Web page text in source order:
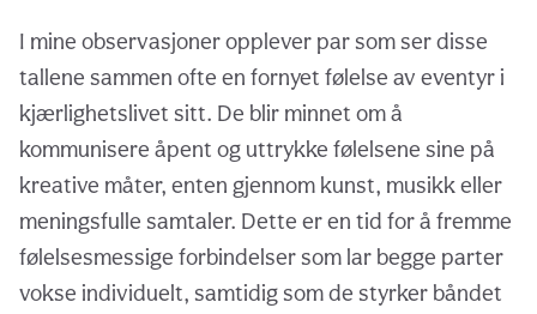
I mine observasjoner opplever par som ser disse
tallene sammen ofte en fornyet følelse av eventyr i
kjærlighetslivet sitt. De blir minnet om å
kommunisere åpent og uttrykke følelsene sine på
kreative måter, enten gjennom kunst, musikk eller
meningsfulle samtaler. Dette er en tid for å fremme
følelsesmessige forbindelser som lar begge parter
vokse individuelt, samtidig som de styrker båndet